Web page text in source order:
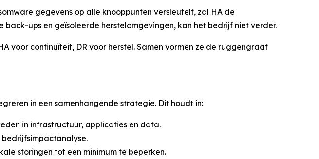
gegevens op alle knooppunten versleutelt, zal HA de
ups en geïsoleerde herstelomgevingen, kan het bedrijf niet verder.
voor continuïteit, DR voor herstel. Samen vormen ze de ruggengraat
in een samenhangende strategie. Dit houdt in:
in infrastructuur, applicaties en data.
bedrijfsimpactanalyse.
storingen tot een minimum te beperken.